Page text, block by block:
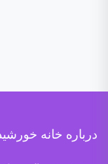
درباره خانه